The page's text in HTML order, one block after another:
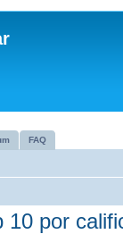
FAQ
10 por